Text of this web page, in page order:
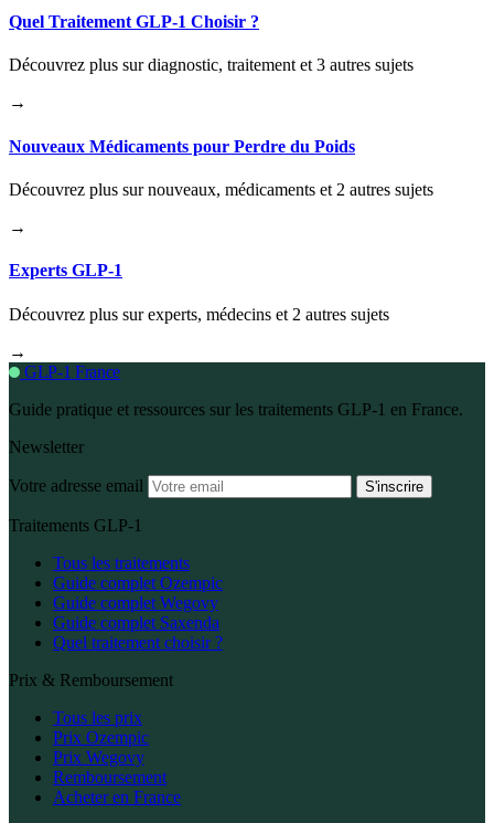
Quel Traitement GLP-1 Choisir ?
Découvrez plus sur diagnostic, traitement et 3 autres sujets
→
Nouveaux Médicaments pour Perdre du Poids
Découvrez plus sur nouveaux, médicaments et 2 autres sujets
→
Experts GLP-1
Découvrez plus sur experts, médecins et 2 autres sujets
→
GLP-1 France
Guide pratique et ressources sur les traitements GLP-1 en France.
Newsletter
Votre adresse email S'inscrire
Traitements GLP-1
Tous les traitements
Guide complet Ozempic
Guide complet Wegovy
Guide complet Saxenda
Quel traitement choisir ?
Prix & Remboursement
Tous les prix
Prix Ozempic
Prix Wegovy
Remboursement
Acheter en France